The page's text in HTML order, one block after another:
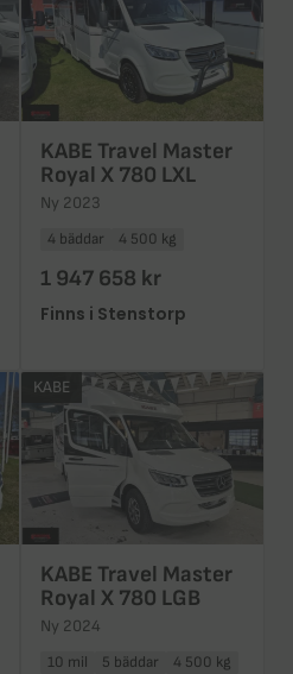
KABE Travel Master
Royal X 780 LXL
Ny 2023
4 bäddar 4 500 kg
1 947 658 kr
Finns i Stenstorp
KABE
KABE Travel Master
Royal X 780 LGB
Ny 2024
10 mil 5 bäddar 4 500 kg